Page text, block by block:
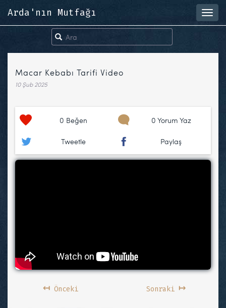
Arda'nın Mutfağı
Macar Kebabı Tarifi Video
10 Şub 2025
0 Beğen 0 Yorum Yaz
Tweetle Paylaş
↤Önceki Sonraki ↦